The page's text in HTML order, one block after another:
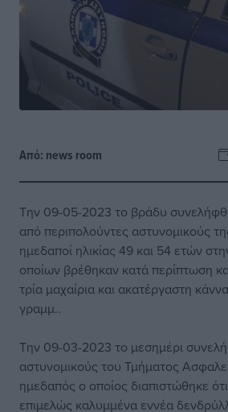
Από: news room
Την 09-05-2023 το βράδυ
από περιπολούντες αστυνομικούς
ημεδαποί ηλικίας 49 και 54 ετών
οποίων βρέθηκαν κατά περίπτωση
τρία μαχαίρια και ακατέργαστη
γραμμ..
Την 09-03-2023 το μεσημέρι
αστυνομικούς του Τμήματος
ημεδαπός ο οποίος διαπιστώθηκε
επιμελώς καλυμμένα εννέα